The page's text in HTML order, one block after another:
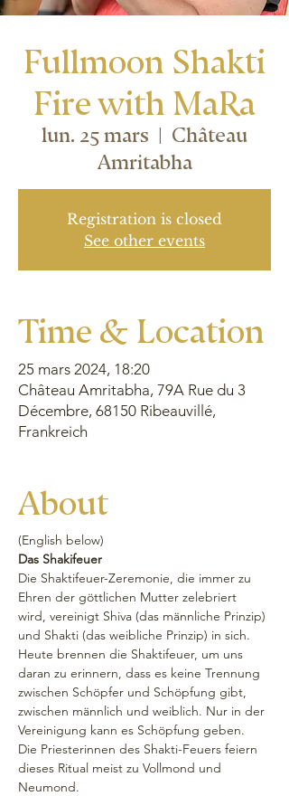
Fullmoon Shakti
Fire with MaRa
lun. 25 mars
  |
Château
Amritabha
Registration is closed
See other events
Time & Location
25 mars 2024, 18:20
Château Amritabha, 79A Rue du 3
Décembre, 68150 Ribeauvillé,
Frankreich
About
(English below)
Das Shakifeuer
Die Shaktifeuer-Zeremonie, die immer zu
Ehren der göttlichen Mutter zelebriert
wird, vereinigt Shiva (das männliche Prinzip)
und Shakti (das weibliche Prinzip) in sich.
Heute brennen die Shaktifeuer, um uns
daran zu erinnern, dass es keine Trennung
zwischen Schöpfer und Schöpfung gibt,
zwischen männlich und weiblich. Nur in der
Vereinigung kann es Schöpfung geben.
Die Priesterinnen des Shakti-Feuers feiern
dieses Ritual meist zu Vollmond und
Neumond.